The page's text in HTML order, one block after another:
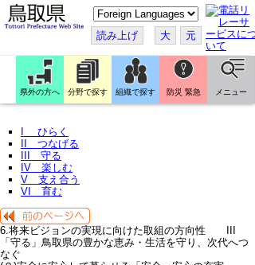
こ
の
ペ
ー
ジ
翻
訳
す
読み上げ 大 元
県外の方へ 分野で探す 組織で探す 防災 緊急 メニュー
I ひらく
II つなげる
III 守る
IV 楽しむ
V 支え合う
VI 育む
6.将来ビジョンの実現に向けた取組の方向性 III
「守る」鳥取県の豊かな恵み・生活を守り、次代へつ
なぐ